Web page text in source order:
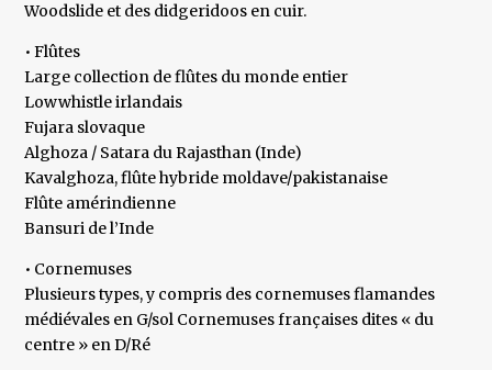
Woodslide et des didgeridoos en cuir.
• Flûtes
Large collection de flûtes du monde entier
Lowwhistle irlandais
Fujara slovaque
Alghoza / Satara du Rajasthan (Inde)
Kavalghoza, flûte hybride moldave/pakistanaise
Flûte amérindienne
Bansuri de l’Inde
• Cornemuses
Plusieurs types, y compris des cornemuses flamandes
médiévales en G/sol Cornemuses françaises dites « du
centre » en D/Ré